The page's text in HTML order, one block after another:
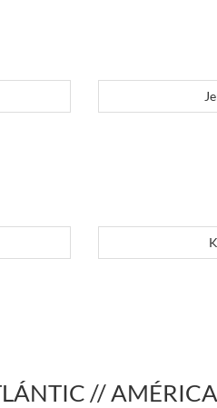
//